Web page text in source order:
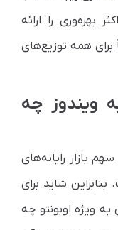
بهره‌وری را ارائه
برای همه توزیع‌های
ویندوز چه
حدود 90 درصد از سهم بازار رایانه‌های
شاید برای
ویژه اوبونتو چه